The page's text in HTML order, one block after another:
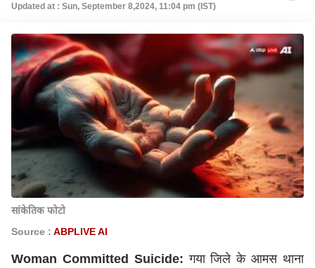
Updated at : Sun, September 8,2024, 11:04 pm (IST)
सांकेतिक फोटो
Source : ABPLIVE AI
Woman Committed Suicide: गया जिले के आमस थाना